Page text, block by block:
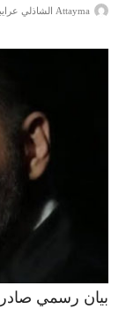
Attayma الشاذلي عرايبية
بيان رسمي صادر